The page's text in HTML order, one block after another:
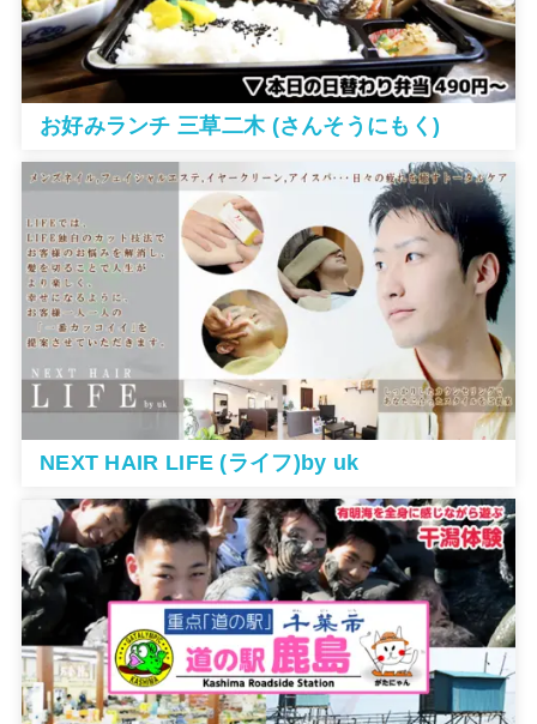
お好みランチ 三草二木 (さんそうにもく)
NEXT HAIR LIFE (ライフ)by uk